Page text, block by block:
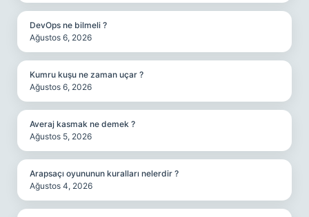
DevOps ne bilmeli ?
Ağustos 6, 2026
Kumru kuşu ne zaman uçar ?
Ağustos 6, 2026
Averaj kasmak ne demek ?
Ağustos 5, 2026
Arapsaçı oyununun kuralları nelerdir ?
Ağustos 4, 2026